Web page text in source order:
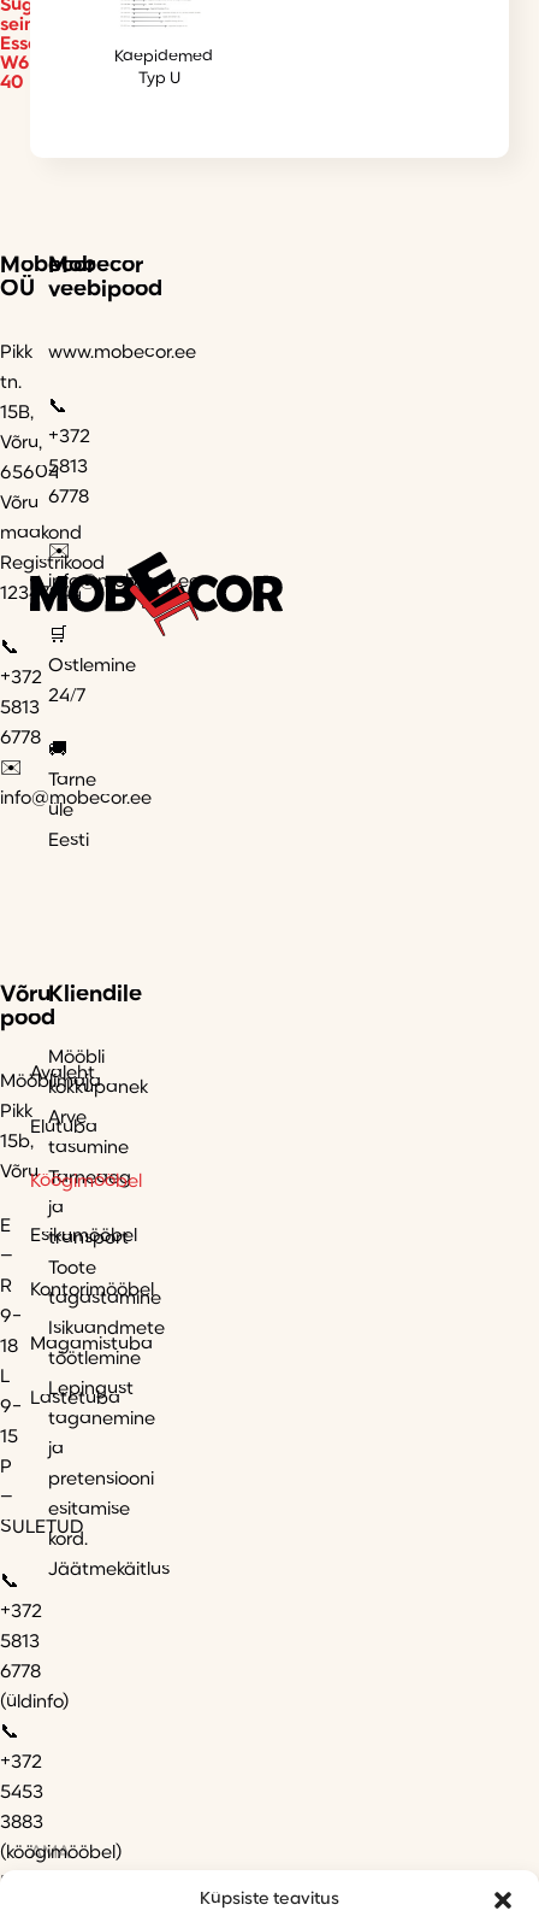
Küpsiste teavitus
Sügav
seinakapp
Essen
W6B
40
Käepidemed
Typ U
Mobecor
OÜ
Pikk
tn.
15B,
Võru,
65604
Võru
maakond
Registrikood
12347944
📞
+372
5813
6778
✉️
info@mobecor.ee
Mobecor
veebipood
www.mobecor.ee
📞
+372
5813
6778
✉️
info@mobecor.ee
🛒
Ostlemine
24/7
🚚
Tarne
üle
Eesti
Võru
pood
Mööblimaja
Pikk
15b,
Võru
E
–
R
9-
18
L
9-
15
P
–
SULETUD
📞
+372
5813
6778
(üldinfo)
📞
+372
5453
3883
(köögimööbel)
✉️
Kliendile
Mööbli
kokkupanek
Arve
tasumine
Tarneaeg
ja
transport
Toote
tagastamine
Isikuandmete
töötlemine
Lepingust
taganemine
ja
pretensiooni
esitamise
kord.
Jäätmekäitlus
Avaleht
Elutuba
Köögimööbel
Esikumööbel
Kontorimööbel
Magamistuba
Lastetuba
AMA